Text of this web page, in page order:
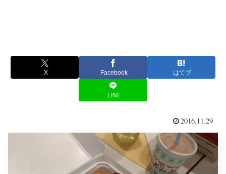
X Facebook はてブ
LINE
2016.11.29